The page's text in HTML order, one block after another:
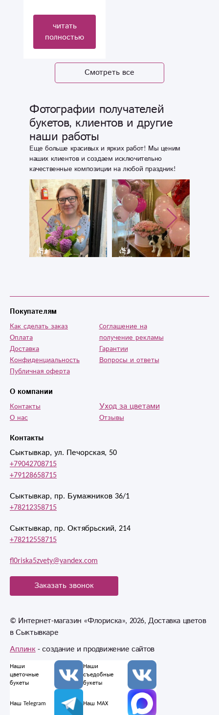
замены не было,
спасибо.читать
полностью
Смотреть все
Фотографии получателей
букетов, клиентов и другие
наши работы
Еще больше красивых и ярких работ! Мы ценим
наших клиентов и создаем исключительно
качественные композиции на любой праздник!
Контакты
Сыктывкар, ул. Печорская, 50
+79042708715
+79128658715
Сыктывкар, пр. Бумажников 36/1
+78212358715
Сыктывкар, пр. Октябрьский, 214
+78212558715
fl0riska5zvety@yandex.com
Заказать звонок
Покупателям
Как сделать заказ
Оплата
Доставка
Конфиденциальность
Публичная оферта
Cоглашение на
получение рекламы
Гарантии
Вопросы и ответы
О компании
Контакты
О нас
Уход за цветами
Отзывы
© Интернет-магазин «Флориска», 2026, Доставка цветов
в Сыктывкаре
Аплинк- создание и продвижение сайтов
Наши
цветочные
букеты
Наши
съедобные
букеты
Наш Telegram Наш MAX